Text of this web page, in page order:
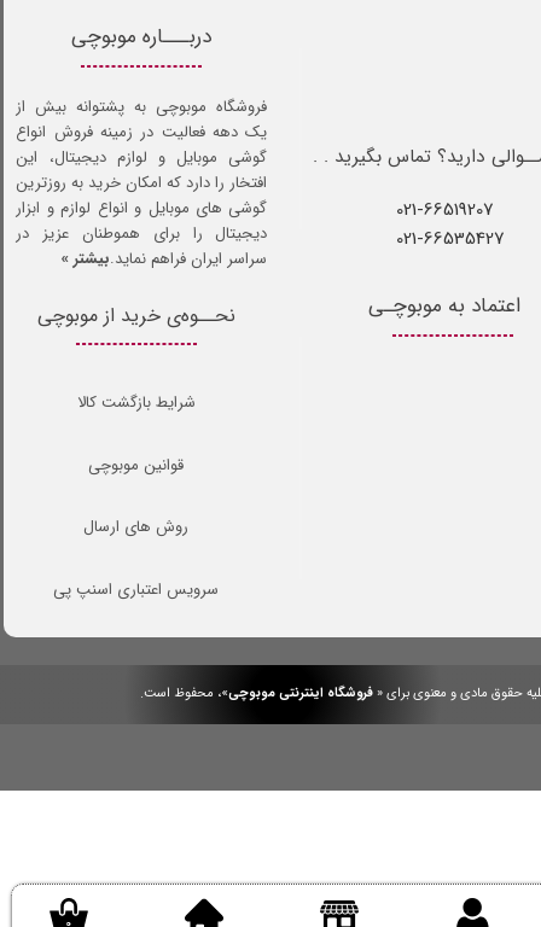
حقوق مادی و معنوی برای «فروشگاه اینترنتی موبوچی»، محفوظ است.
021-66519207​​​​​​​
021-66535427
دارید؟ تماس بگیرید . .
نحــوه‌ی خرید از موبوچی
شرایط بازگشت کالا
قوانین موبوچی
روش های ارسال
سرویس اعتباری اسنپ پی
اعتماد به موبوچـی
دربـــاره موبوچی
فروشگاه موبوچی به پشتوانه بیش از
یک دهه فعالیت در زمینه فروش انواع
گوشی موبایل و لوازم دیجیتال، این
افتخار را دارد که امکان خرید به روزترین
گوشی های موبایل و انواع لوازم و ابزار
دیجیتال را برای هموطنان عزیز در
سراسر ایران فراهم نماید.بیشتر »
.
/
.